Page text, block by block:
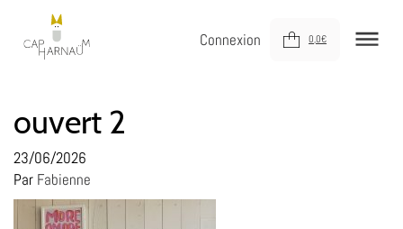
Connexion 0,0€
NOUVEAUTÉS
DÉCORER
JOUER
ouvert 2
23/06/2026
Par Fabienne